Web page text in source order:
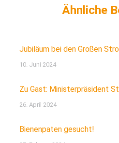
Jubiläum bei den Großen
10. Juni 2024
Zu Gast: Ministerpräsident
26. April 2024
Bienenpaten gesucht!